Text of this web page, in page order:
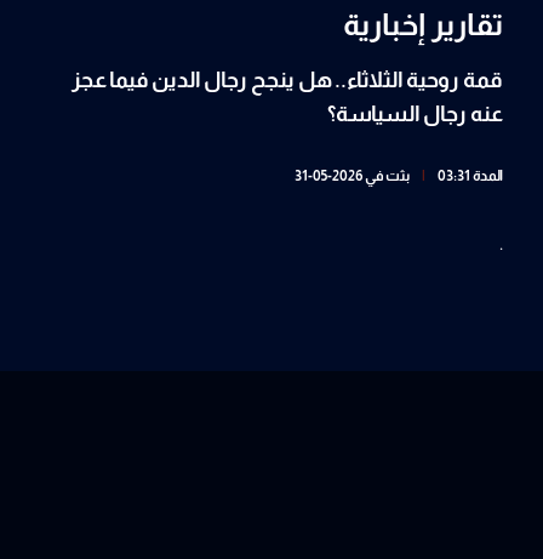
تقارير إخبارية
قمة روحية الثلاثاء.. هل ينجح رجال الدين فيما عجز
عنه رجال السياسة؟
المدة 03:31 بثت في 2026-05-31
.